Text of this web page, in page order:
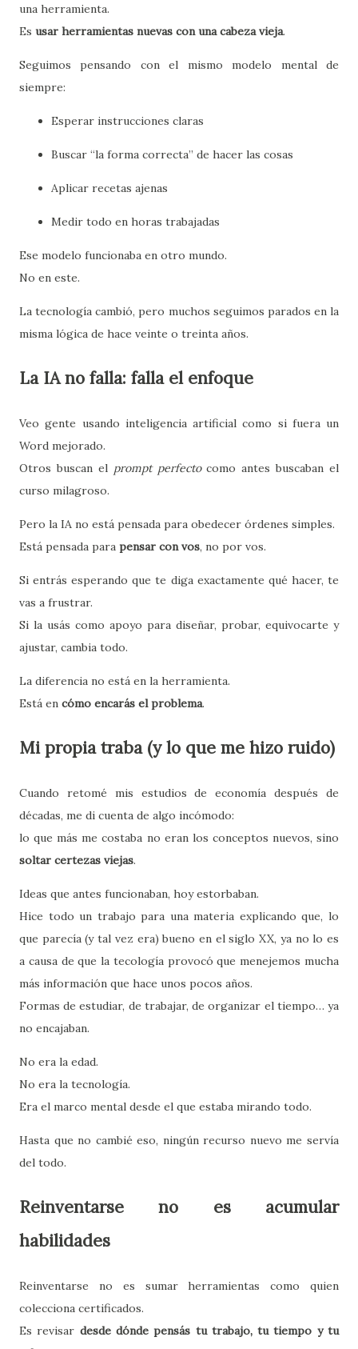
una herramienta.
Es usar herramientas nuevas con una cabeza vieja.
Seguimos pensando con el mismo modelo mental de
siempre:
Esperar instrucciones claras
Buscar “la forma correcta” de hacer las cosas
Aplicar recetas ajenas
Medir todo en horas trabajadas
Ese modelo funcionaba en otro mundo.
No en este.
La tecnología cambió, pero muchos seguimos parados en la
misma lógica de hace veinte o treinta años.
La IA no falla: falla el enfoque
Veo gente usando inteligencia artificial como si fuera un
Word mejorado.
Otros buscan el prompt perfectocomo antes buscaban el
curso milagroso.
Pero la IA no está pensada para obedecer órdenes simples.
Está pensada para pensar con vos, no por vos.
Si entrás esperando que te diga exactamente qué hacer, te
vas a frustrar.
Si la usás como apoyo para diseñar, probar, equivocarte y
ajustar, cambia todo.
La diferencia no está en la herramienta.
Está en cómo encarás el problema.
Mi propia traba (y lo que me hizo ruido)
Cuando retomé mis estudios de economía después de
décadas, me di cuenta de algo incómodo:
lo que más me costaba no eran los conceptos nuevos, sino
soltar certezas viejas.
Ideas que antes funcionaban, hoy estorbaban.
Hice todo un trabajo para una materia explicando que, lo
que parecía (y tal vez era) bueno en el siglo XX, ya no lo es
a causa de que la tecología provocó que menejemos mucha
más información que hace unos pocos años.
Formas de estudiar, de trabajar, de organizar el tiempo… ya
no encajaban.
No era la edad.
No era la tecnología.
Era el marco mental desde el que estaba mirando todo.
Hasta que no cambié eso, ningún recurso nuevo me servía
del todo.
Reinventarse no es acumular
habilidades
Reinventarse no es sumar herramientas como quien
colecciona certificados.
Es revisar desde dónde pensás tu trabajo, tu tiempo y tu